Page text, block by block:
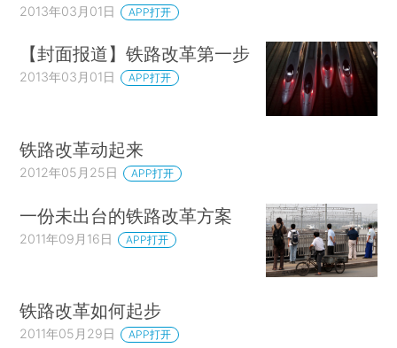
2013年03月01日 APP打开
【封面报道】铁路改革第一步
2013年03月01日 APP打开
铁路改革动起来
2012年05月25日 APP打开
一份未出台的铁路改革方案
2011年09月16日 APP打开
铁路改革如何起步
2011年05月29日 APP打开